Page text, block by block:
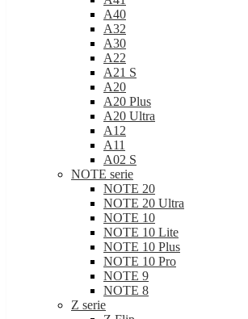
A40
A32
A30
A22
A21 S
A20
A20 Plus
A20 Ultra
A12
A11
A02 S
NOTE serie
NOTE 20
NOTE 20 Ultra
NOTE 10
NOTE 10 Lite
NOTE 10 Plus
NOTE 10 Pro
NOTE 9
NOTE 8
Z serie